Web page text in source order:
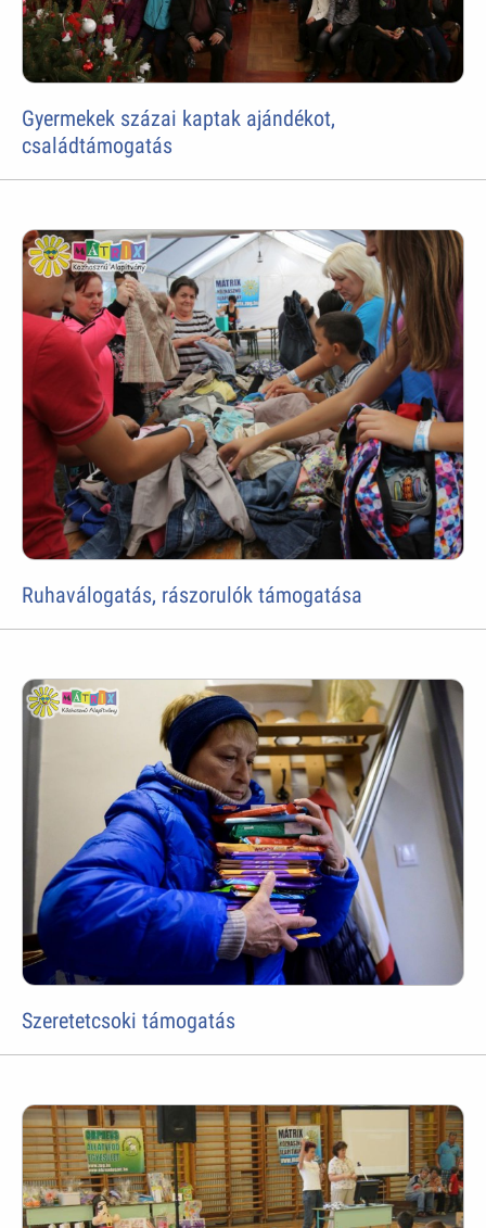
Gyermekek százai kaptak ajándékot,
családtámogatás
Ruhaválogatás, rászorulók támogatása
Szeretetcsoki támogatás